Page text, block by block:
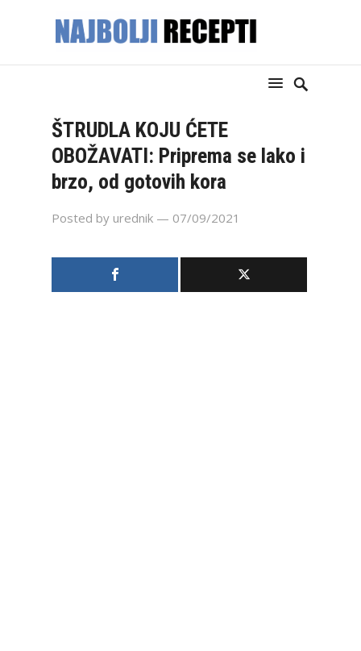
ŠTRUDLA KOJU ĆETE
OBOŽAVATI: Priprema se lako i
brzo, od gotovih kora
Posted by urednik — 07/09/2021